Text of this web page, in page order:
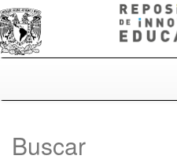
Buscar